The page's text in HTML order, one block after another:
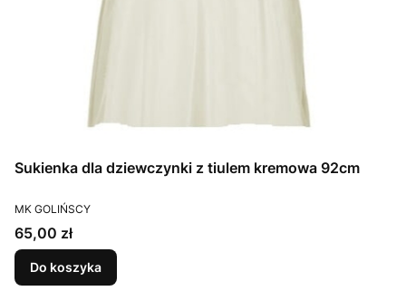
Sukienka dla dziewczynki z tiulem kremowa 92cm
PRODUCENT
MK GOLIŃSCY
Cena
65,00 zł
Do koszyka